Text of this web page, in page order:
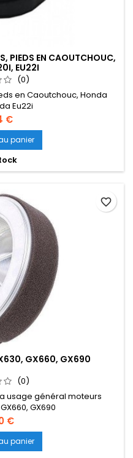
PIEDS EN CAOUTCHOUC,
EU22I
(0)
en Caoutchouc, Honda
Eu22i
€
panier
GX660, GX690
(0)
usage général moteurs
GX690
€
panier
favorite_border